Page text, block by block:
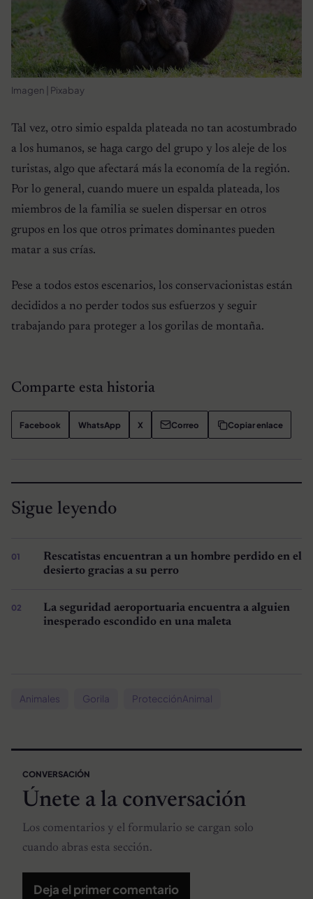
Imagen | Pixabay
Tal vez, otro simio espalda plateada no tan acostumbrado
a los humanos, se haga cargo del grupo y los aleje de los
turistas, algo que afectará más la economía de la región.
Por lo general, cuando muere un espalda plateada, los
miembros de la familia se suelen dispersar en otros
grupos en los que otros primates dominantes pueden
matar a sus crías.
Pese a todos estos escenarios, los conservacionistas están
decididos a no perder todos sus esfuerzos y seguir
trabajando para proteger a los gorilas de montaña.
Comparte esta historia
Facebook WhatsApp X Correo Copiar enlace
Sigue leyendo
Rescatistas encuentran a un hombre perdido en el
desierto gracias a su perro
La seguridad aeroportuaria encuentra a alguien
inesperado escondido en una maleta
Animales Gorila ProtecciónAnimal
CONVERSACIÓN
Únete a la conversación
Los comentarios y el formulario se cargan solo
cuando abras esta sección.
Deja el primer comentario